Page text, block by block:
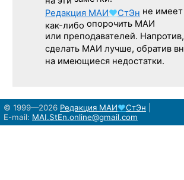
Редакция МАИ♥СтЭн не
как-либо опорочить МАИ
или преподавателей.
сделать МАИ лучше, обратив
на имеющиеся недостатки.
© 1999—2026 Редакция МАИ♥СтЭн
E-mail: MAI.StEn.online@gmail.com